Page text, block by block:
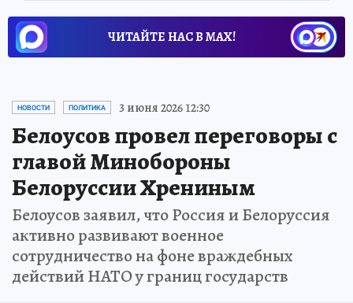
ЧИТАЙТЕ НАС В МАХ!
НОВОСТИ ПОЛИТИКА 3 июня 2026 12:30
Белоусов провел переговоры с
главой Минобороны
Белоруссии Хрениным
Белоусов заявил, что Россия и Белоруссия
активно развивают военное
сотрудничество на фоне враждебных
действий НАТО у границ государств